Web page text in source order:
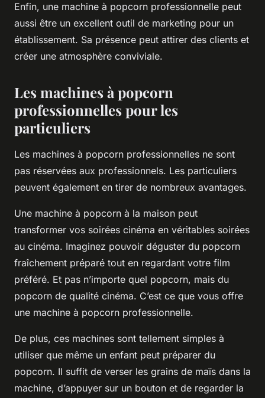
Enfin, une machine à popcorn professionnelle peut
aussi être un excellent outil de marketing pour un
établissement. Sa présence peut attirer des clients et
créer une atmosphère conviviale.
Les machines à popcorn
professionnelles pour les
particuliers
Les machines à popcorn professionnelles ne sont
pas réservées aux professionnels. Les particuliers
peuvent également en tirer de nombreux avantages.
Une machine à popcorn à la maison peut
transformer vos soirées cinéma en véritables soirées
au cinéma. Imaginez pouvoir déguster du popcorn
fraîchement préparé tout en regardant votre film
préféré. Et pas n’importe quel popcorn, mais du
popcorn de qualité cinéma. C’est ce que vous offre
une machine à popcorn professionnelle.
De plus, ces machines sont tellement simples à
utiliser que même un enfant peut préparer du
popcorn. Il suffit de verser les grains de maïs dans la
machine, d’appuyer sur un bouton et de regarder la